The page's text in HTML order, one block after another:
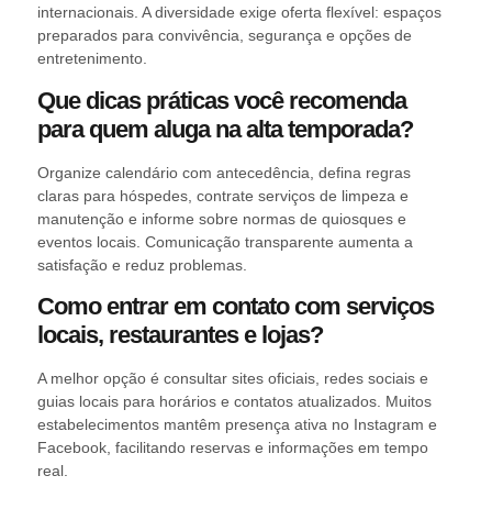
internacionais. A diversidade exige oferta flexível: espaços
preparados para convivência, segurança e opções de
entretenimento.
Que dicas práticas você recomenda
para quem aluga na alta temporada?
Organize calendário com antecedência, defina regras
claras para hóspedes, contrate serviços de limpeza e
manutenção e informe sobre normas de quiosques e
eventos locais. Comunicação transparente aumenta a
satisfação e reduz problemas.
Como entrar em contato com serviços
locais, restaurantes e lojas?
A melhor opção é consultar sites oficiais, redes sociais e
guias locais para horários e contatos atualizados. Muitos
estabelecimentos mantêm presença ativa no Instagram e
Facebook, facilitando reservas e informações em tempo
real.